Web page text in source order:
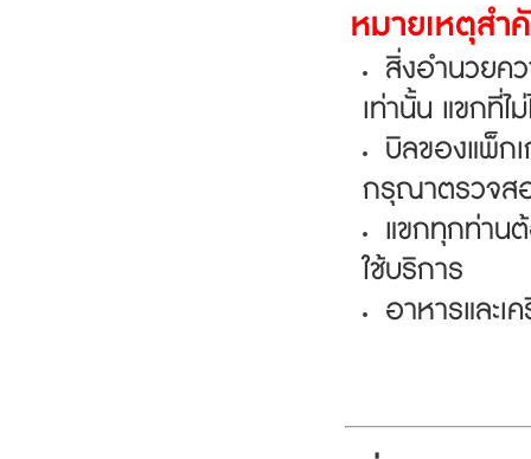
หมายเหตุส
สิ่งอำนวยค
เท่านั้น แขกที่
บิลของแพ็กเ
กรุณาตรวจสอ
แขกทุกท่าน
ใช้บริการ
อาหารและเ